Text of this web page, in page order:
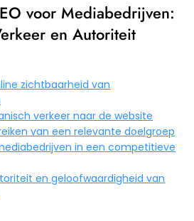
voor Mediabedrijven:
en Autoriteit
zichtbaarheid van
verkeer naar de website
van een relevante doelgroep
in een competitieve
en geloofwaardigheid van